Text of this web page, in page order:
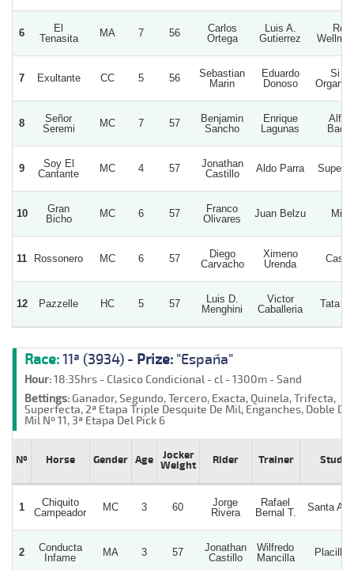
6
El
Tenasita
MA 7 56
Carlos
Ortega
Luis A.
Gutierrez
7 Exultante CC 5 56
Sebastian
Marin
Eduardo
Donoso
Si
8
Señor
Seremi
MC 7 57
Benjamin
Sancho
Enrique
Lagunas
9
Soy El
Cantante
MC 4 57
Jonathan
Castillo
Aldo Parra Super
10
Gran
Bicho
MC 6 57
Franco
Olivares
Juan Belzu
11 Rossonero MC 6 57
Diego
Carvacho
Ximeno
Urenda
12 Pazzelle HC 5 57
Luis D.
Menghini
Victor
Caballeria
Tata
Race:11ª (3934) - Prize: "España"
Hour:18:35hrs - Clasico Condicional - cl - 1300m - Sand
Bettings:Ganador, Segundo, Tercero, Exacta, Quinela, Trifecta,
Superfecta, 2ª Etapa Triple Desquite De Mil, Enganches, Doble De
Mil Nº 11, 3ª Etapa Del Pick 6
Nº Horse Gender Age
Jocker
Weight
Rider Trainer Stud
1
Chiquito
Campeador
MC 3 60
Jorge
Rivera
Rafael
Bernal T.
Santa Ana
2
Conducta
Infame
MA 3 57
Jonathan
Castillo
Wilfredo
Mancilla
Placilla